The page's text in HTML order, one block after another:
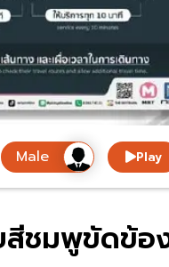
Play
ชมพูขัดข้อ